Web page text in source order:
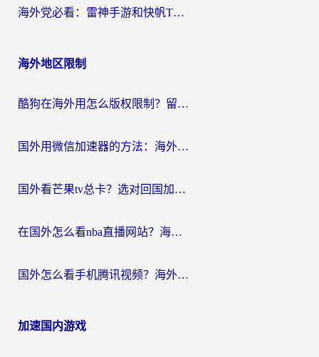
海外党必看：雷神手游和快帆TV版好用吗？3步选对回国加速器不踩坑
海外地区限制
酷狗在海外用怎么版权限制？留学生亲测：3步解决听国内音乐难题
国外用微信加速器的方法：海外党无缝连接国内生活的实用指南
国外看芒果tv总卡？选对回国加速器，轻松追《浪姐》不费劲
在国外怎么看nba直播网站？海外党专属体育观赛指南，告别地区限制！
国外怎么看手机腾讯视频？海外党亲测有效的追剧加速器选择指南
加速国内游戏